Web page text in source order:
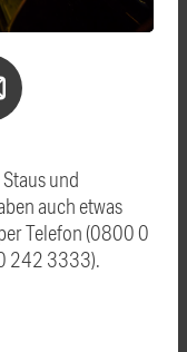
und
auch etwas
Telefon (0800 0
242 3333).